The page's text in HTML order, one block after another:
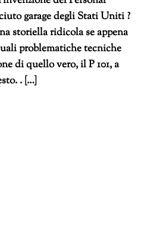
garage degli Stati Uniti ?
storiella ridicola se appena
problematiche tecniche
di quello vero, il P 101, a
. […]